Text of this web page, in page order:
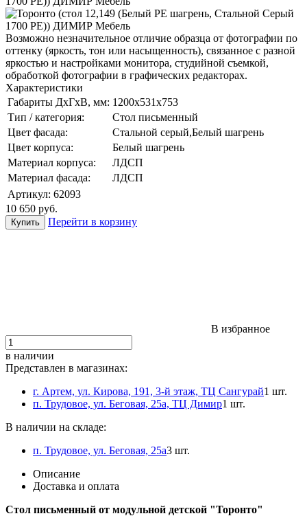
Возможно незначительное отличие образца от фотографии по
оттенку (яркость, тон или насыщенность), связанное с разной
яркостью и настройками монитора, студийной съемкой,
обработкой фотографии в графических редакторах.
Характеристики
Габариты ДхГхВ, мм: 1200х531x753
Тип / категория:
Стол письменный
Цвет фасада:
Стальной серый,Белый шагрень
Цвет корпуса:
Белый шагрень
Материал корпуса:
ЛДСП
Материал фасада:
ЛДСП
Артикул: 62093
10 650 руб.
Перейти в корзину
В избранное
в наличии
Представлен в магазинах:
г. Артем, ул. Кирова, 191, 3-й этаж, ТЦ Сангурай1 шт.
п. Трудовое, ул. Беговая, 25а, ТЦ Димир1 шт.
В наличии на складе:
п. Трудовое, ул. Беговая, 25а3 шт.
Описание
Доставка и оплата
Стол письменный от модульной детской "Торонто"